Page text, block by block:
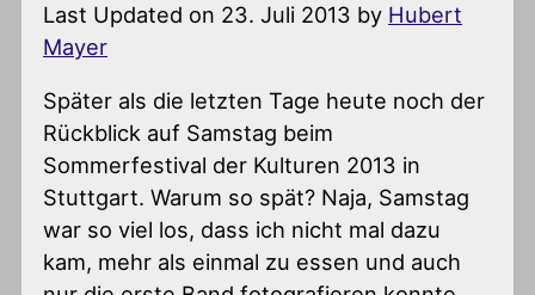
Last Updated on 23. Juli 2013 by Hubert
Mayer
Später als die letzten Tage heute noch der
Rückblick auf Samstag beim
Sommerfestival der Kulturen 2013 in
Stuttgart. Warum so spät? Naja, Samstag
war so viel los, dass ich nicht mal dazu
kam, mehr als einmal zu essen und auch